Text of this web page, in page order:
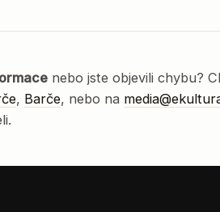
nebo jste objevili chybu?
, Barče, nebo na